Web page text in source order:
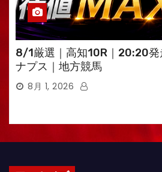
8/1厳選｜高知10R｜20:20発
ナプス｜地方競馬
8月 1, 2026